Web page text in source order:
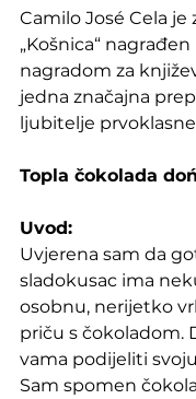
Camilo José Cela je
„Košnica“
nagradom za
jedna značajna
ljubitelje
Topla čokolada
Uvod:
Uvjerena sam da
sladokusac ima
osobnu, nerijetko
priču s čokoladom.
vama podijeliti
Sam spomen